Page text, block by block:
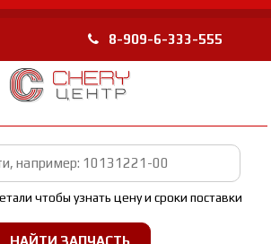
8-909-6-333-555
чтобы узнать цену и сроки поставки